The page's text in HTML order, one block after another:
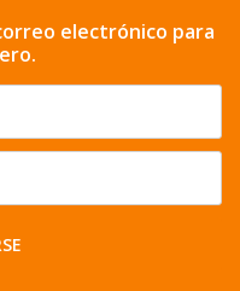
electrónico para